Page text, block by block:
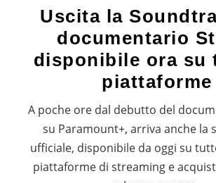
Uscita la
documentario
disponibile ora su
piattaforme
A poche ore dal debutto del
su Paramount+, arriva anche la
ufficiale, disponibile da oggi su
piattaforme di streaming e